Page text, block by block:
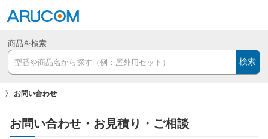
商品を検索
検索
お問い合わせ
お問い合わせ・お見積り・ご相談